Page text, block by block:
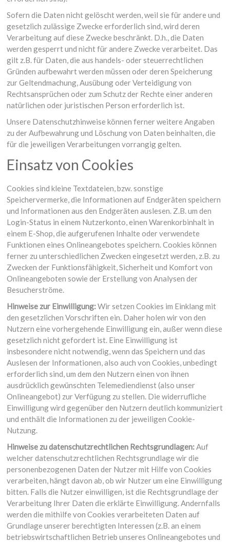
Sofern die Daten nicht gelöscht werden, weil sie für andere und
gesetzlich zulässige Zwecke erforderlich sind, wird deren
Verarbeitung auf diese Zwecke beschränkt. D.h., die Daten
werden gesperrt und nicht für andere Zwecke verarbeitet. Das
gilt z.B. für Daten, die aus handels- oder steuerrechtlichen
Gründen aufbewahrt werden müssen oder deren Speicherung
zur Geltendmachung, Ausübung oder Verteidigung von
Rechtsansprüchen oder zum Schutz der Rechte einer anderen
natürlichen oder juristischen Person erforderlich ist.
Unsere Datenschutzhinweise können ferner weitere Angaben
zu der Aufbewahrung und Löschung von Daten beinhalten, die
für die jeweiligen Verarbeitungen vorrangig gelten.
Einsatz von Cookies
Cookies sind kleine Textdateien, bzw. sonstige
Speichervermerke, die Informationen auf Endgeräten speichern
und Informationen aus den Endgeräten auslesen. Z.B. um den
Login-Status in einem Nutzerkonto, einen Warenkorbinhalt in
einem E-Shop, die aufgerufenen Inhalte oder verwendete
Funktionen eines Onlineangebotes speichern. Cookies können
ferner zu unterschiedlichen Zwecken eingesetzt werden, z.B. zu
Zwecken der Funktionsfähigkeit, Sicherheit und Komfort von
Onlineangeboten sowie der Erstellung von Analysen der
Besucherströme.
Hinweise zur Einwilligung:Wir setzen Cookies im Einklang mit
den gesetzlichen Vorschriften ein. Daher holen wir von den
Nutzern eine vorhergehende Einwilligung ein, außer wenn diese
gesetzlich nicht gefordert ist. Eine Einwilligung ist
insbesondere nicht notwendig, wenn das Speichern und das
Auslesen der Informationen, also auch von Cookies, unbedingt
erforderlich sind, um dem den Nutzern einen von ihnen
ausdrücklich gewünschten Telemediendienst (also unser
Onlineangebot) zur Verfügung zu stellen. Die widerrufliche
Einwilligung wird gegenüber den Nutzern deutlich kommuniziert
und enthält die Informationen zu der jeweiligen Cookie-
Nutzung.
Hinweise zu datenschutzrechtlichen Rechtsgrundlagen:Auf
welcher datenschutzrechtlichen Rechtsgrundlage wir die
personenbezogenen Daten der Nutzer mit Hilfe von Cookies
verarbeiten, hängt davon ab, ob wir Nutzer um eine Einwilligung
bitten. Falls die Nutzer einwilligen, ist die Rechtsgrundlage der
Verarbeitung Ihrer Daten die erklärte Einwilligung. Andernfalls
werden die mithilfe von Cookies verarbeiteten Daten auf
Grundlage unserer berechtigten Interessen (z.B. an einem
betriebswirtschaftlichen Betrieb unseres Onlineangebotes und